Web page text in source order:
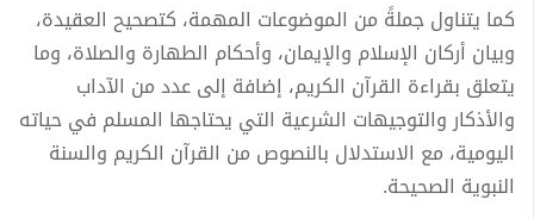
كما يتناول جملةً من الموضوعات المهمة، كتصحيح العقيدة،
وبيان أركان الإسلام والإيمان، وأحكام الطهارة والصلاة، وما
يتعلق بقراءة القرآن الكريم، إضافة إلى عدد من الآداب
والأذكار والتوجيهات الشرعية التي يحتاجها المسلم في حياته
اليومية، مع الاستدلال بالنصوص من القرآن الكريم والسنة
النبوية الصحيحة.